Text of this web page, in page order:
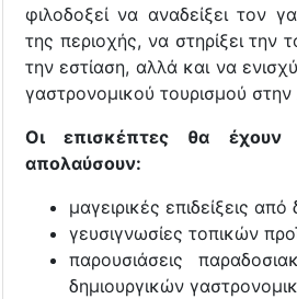
φιλοδοξεί να αναδείξει τον
της περιοχής, να στηρίξει την
την εστίαση, αλλά και να
γαστρονομικού τουρισμού στην
Οι επισκέπτες θα έχουν
απολαύσουν:
μαγειρικές επιδείξεις
γευσιγνωσίες τοπικών
παρουσιάσεις
δημιουργικών